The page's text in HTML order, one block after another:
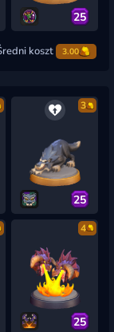
25
koszt 3.00
3
25
4
25